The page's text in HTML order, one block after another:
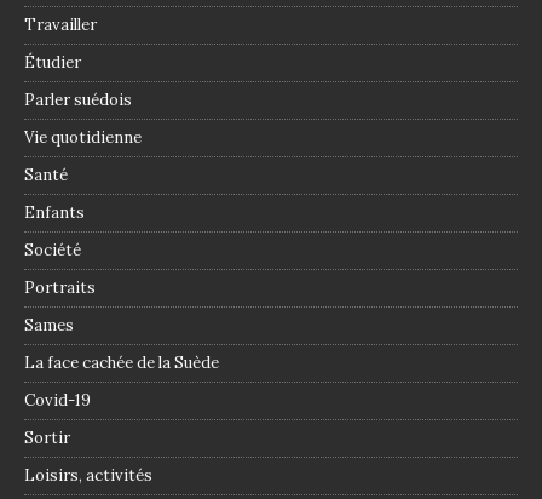
Travailler
Étudier
Parler suédois
Vie quotidienne
Santé
Enfants
Société
Portraits
Sames
La face cachée de la Suède
Covid-19
Sortir
Loisirs, activités